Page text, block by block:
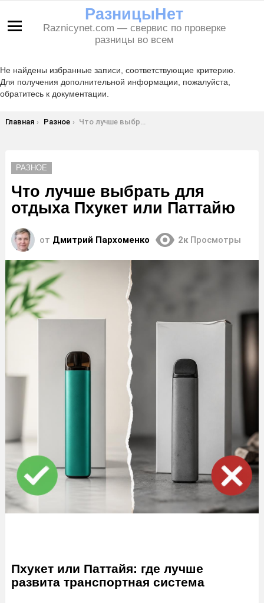
РазницыНет
Raznicynet.com — свервис по проверке
разницы во всем
Не найдены избранные записи, соответствующие критерию.
Для получения дополнительной информации, пожалуйста,
обратитесь к документации.
Вы здесь:
Главная Разное Что лучше выбрать для отдыха Пхукет или Паттайю
РАЗНОЕ
Что лучше выбрать для
отдыха Пхукет или Паттайю
от Дмитрий Пархоменко 2к Просмотры
Пхукет или Паттайя: где лучше
развита транспортная система